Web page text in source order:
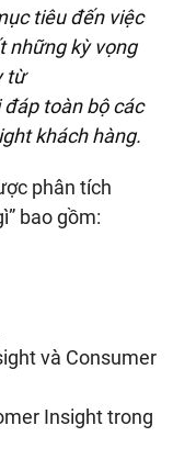
tiêu đến việc
những kỳ vọng
từ
toàn bộ các
khách hàng.
phân tích
bao gồm:
và Consumer
Insight trong